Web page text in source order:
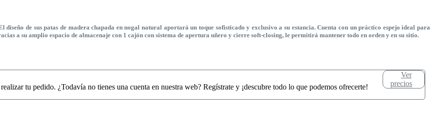
de sus patas de madera chapada en nogal natural aportará un toque sofisticado y exclusivo a su estancia. Cuenta con un práctico espejo ideal para
a su amplio espacio de almacenaje con 1 cajón con sistema de apertura uñero y cierre soft-closing, le permitirá mantener todo en orden y en su sitio.
tu pedido. ¿Todavía no tienes una cuenta en nuestra web? Regístrate y ¡descubre todo lo que podemos ofrecerte!
Ver
precios